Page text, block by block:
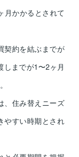
月かかるとされて
契約を結ぶまでが
しまでが1〜2ヶ月
、住み替えニーズ
やすい時期とされ